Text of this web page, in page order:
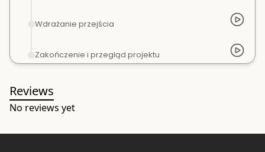
Wdrażanie przejścia
Zakończenie i przegląd projektu
Reviews
No reviews yet